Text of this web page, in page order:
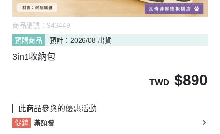
商品編號： 943449
預購商品
預計：2026/08 出貨
3in1收納包
TWD $890
此商品參與的優惠活動
促銷 滿額贈